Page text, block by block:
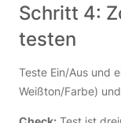
Schritt 4:
testen
Teste Ein/Aus und
Weißton/Farbe)